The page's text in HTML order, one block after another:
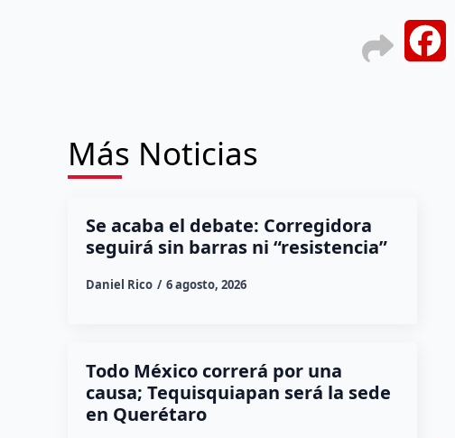
Más Noticias
Se acaba el debate: Corregidora
seguirá sin barras ni “resistencia”
Daniel Rico 6 agosto, 2026
Todo México correrá por una
causa; Tequisquiapan será la sede
en Querétaro